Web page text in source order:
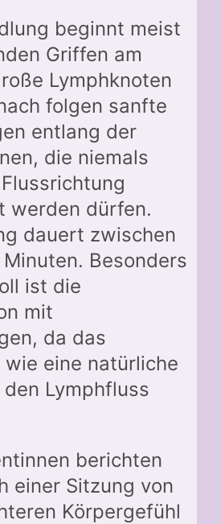
beginnt meist
Griffen am
Lymphknoten
folgen sanfte
entlang der
die niemals
werden dürfen.
dauert zwischen
Besonders
ist die
mit
da das
eine natürliche
Lymphfluss
berichten
einer Sitzung von
Körpergefühl